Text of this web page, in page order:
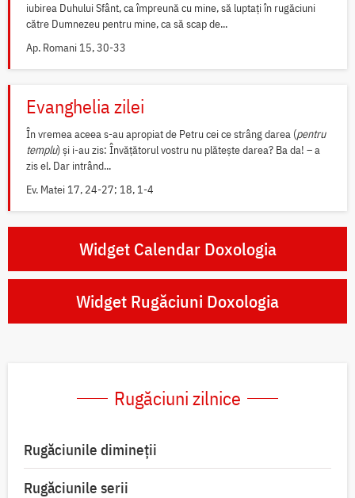
iubirea Duhului Sfânt, ca împreună cu mine, să luptați în rugăciuni
către Dumnezeu pentru mine, ca să scap de...
Ap. Romani 15, 30-33
Evanghelia zilei
În vremea aceea s-au apropiat de Petru cei ce strâng darea (pentru
templu) și i-au zis: Învățătorul vostru nu plătește darea? Ba da! – a
zis el. Dar intrând...
Ev. Matei 17, 24-27; 18, 1-4
Widget Calendar Doxologia
Widget Rugăciuni Doxologia
Rugăciuni zilnice
Rugăciunile dimineții
Rugăciunile serii